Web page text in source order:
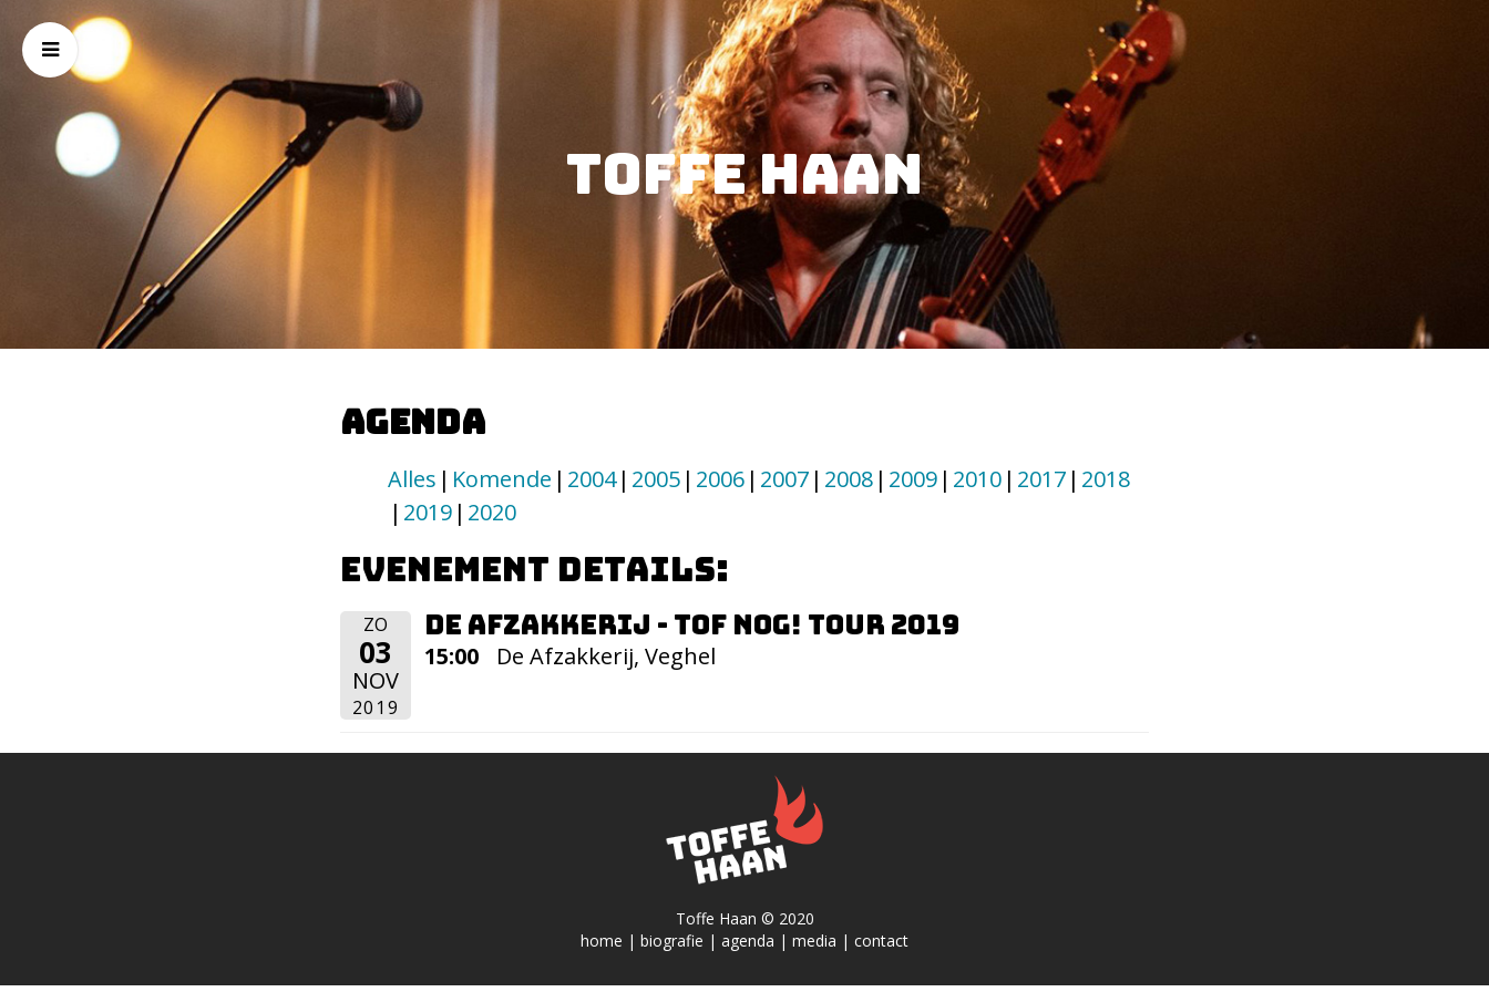
Toffe Haan
Agenda
Alles Komende 2004 2005 2006 2007 2008 2009 2010 2017 2018
2019 2020
Evenement details:
ZO
03
NOV
2019
De Afzakkerij - Tof Nog! Tour 2019
15:00 De Afzakkerij, Veghel
Toffe Haan © 2020
home | biografie | agenda | media | contact